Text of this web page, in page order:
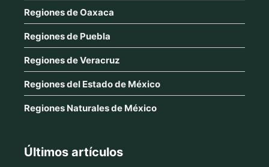
Regiones de Oaxaca
Regiones de Puebla
Regiones de Veracruz
Regiones del Estado de México
Regiones Naturales de México
Últimos artículos